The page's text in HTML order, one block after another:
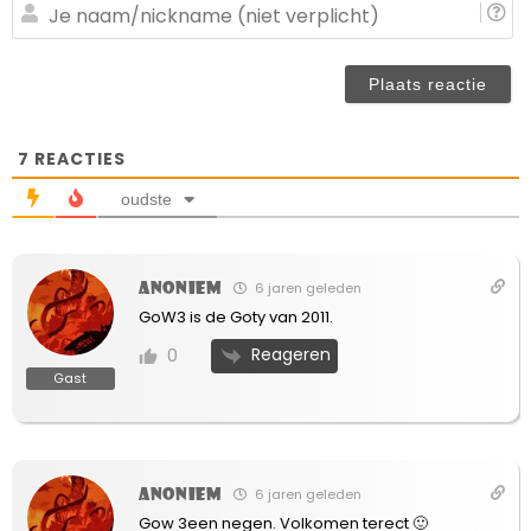
7 REACTIES
oudste
Gast
Anoniem 6 jaren geleden
GoW3 is de Goty van 2011.
0 Reageren
Anoniem 6 jaren geleden
Gow 3een negen. Volkomen terect 🙂